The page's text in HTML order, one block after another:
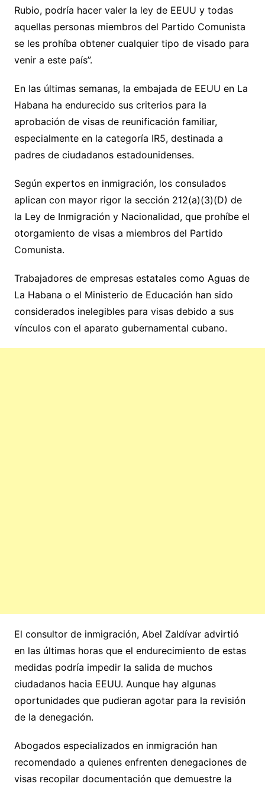
Rubio, podría hacer valer la ley de EEUU y todas
aquellas personas miembros del Partido Comunista
se les prohíba obtener cualquier tipo de visado para
venir a este país”.
En las últimas semanas, la embajada de EEUU en La
Habana ha endurecido sus criterios para la
aprobación de visas de reunificación familiar,
especialmente en la categoría IR5, destinada a
padres de ciudadanos estadounidenses.
Según expertos en inmigración, los consulados
aplican con mayor rigor la sección 212(a)(3)(D) de
la Ley de Inmigración y Nacionalidad, que prohíbe el
otorgamiento de visas a miembros del Partido
Comunista.
Trabajadores de empresas estatales como Aguas de
La Habana o el Ministerio de Educación han sido
considerados inelegibles para visas debido a sus
vínculos con el aparato gubernamental cubano.
El consultor de inmigración, Abel Zaldívar advirtió
en las últimas horas que el endurecimiento de estas
medidas podría impedir la salida de muchos
ciudadanos hacia EEUU. Aunque hay algunas
oportunidades que pudieran agotar para la revisión
de la denegación.
Abogados especializados en inmigración han
recomendado a quienes enfrenten denegaciones de
visas recopilar documentación que demuestre la